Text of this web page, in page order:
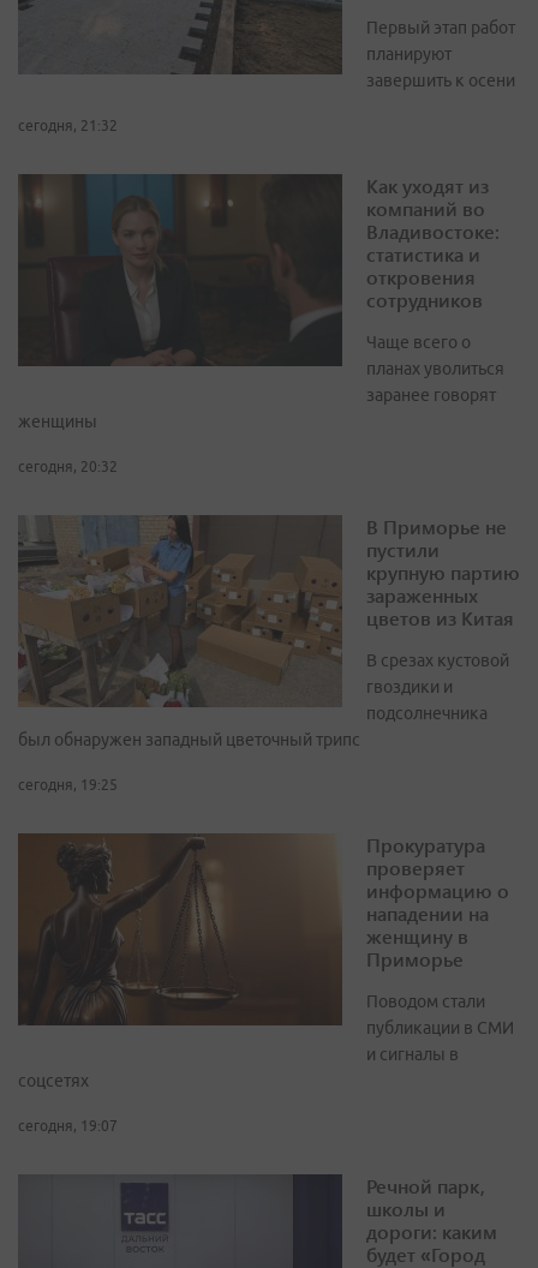
Первый этап работ
планируют
завершить к осени
сегодня, 21:32
Как уходят из
компаний во
Владивостоке:
статистика и
откровения
сотрудников
Чаще всего о
планах уволиться
заранее говорят
женщины
сегодня, 20:32
В Приморье не
пустили
крупную партию
зараженных
цветов из Китая
В срезах кустовой
гвоздики и
подсолнечника
был обнаружен западный цветочный трипс
сегодня, 19:25
Прокуратура
проверяет
информацию о
нападении на
женщину в
Приморье
Поводом стали
публикации в СМИ
и сигналы в
соцсетях
сегодня, 19:07
Речной парк,
школы и
дороги: каким
будет «Город